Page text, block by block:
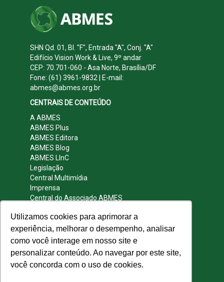
Utilizamos cookies para aprimorar a
experiência, melhorar o desempenho, analisar
como você interage em nosso site e
personalizar conteúdo. Ao navegar por este site,
você concorda com o uso de cookies.
SHN Qd. 01, Bl. "F", Entrada "A", Conj. "A"
Edifício Vision Work & Live, 9º andar
CEP: 70.701-060 - Asa Norte, Brasília/DF
Fone: (61) 3961-9832 | E-mail:
abmes@abmes.org.br
CENTRAIS DE CONTEÚDO
A ABMES
ABMES Plus
ABMES Editora
ABMES Blog
ABMES LInC
Legislação
Central Multimídia
Imprensa
Central do Associado ABMES